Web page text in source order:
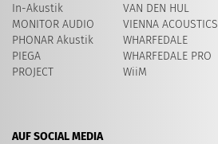
In-Akustik
MONITOR AUDIO
PHONAR Akustik
PIEGA
PROJECT
VAN DEN HUL
VIENNA ACOUSTICS
WHARFEDALE
WHARFEDALE PRO
WiiM
AUF SOCIAL MEDIA